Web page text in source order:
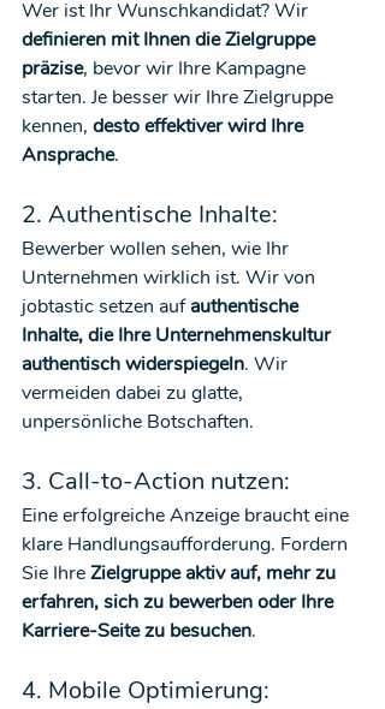
Wer ist Ihr Wunschkandidat? Wir
definieren mit Ihnen die Zielgruppe
präzise, bevor wir Ihre Kampagne
starten. Je besser wir Ihre Zielgruppe
kennen, desto effektiver wird Ihre
Ansprache.
2. Authentische Inhalte:
Bewerber wollen sehen, wie Ihr
Unternehmen wirklich ist. Wir von
jobtastic setzen auf authentische
Inhalte, die Ihre Unternehmenskultur
authentisch widerspiegeln. Wir
vermeiden dabei zu glatte,
unpersönliche Botschaften.
3. Call-to-Action nutzen:
Eine erfolgreiche Anzeige braucht eine
klare Handlungsaufforderung. Fordern
Sie Ihre Zielgruppe aktiv auf, mehr zu
erfahren, sich zu bewerben oder Ihre
Karriere-Seite zu besuchen.
4. Mobile Optimierung: